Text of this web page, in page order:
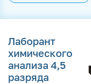
Лаборант
химического
анализа 4,5
разряда